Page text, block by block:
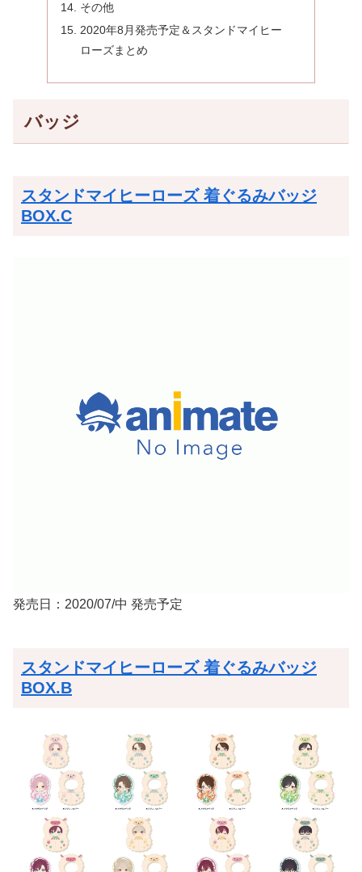
その他
2020年8月発売予定＆スタンドマイヒー
ローズまとめ
バッジ
スタンドマイヒーローズ 着ぐるみバッジ
BOX.C
発売日：2020/07/中 発売予定
スタンドマイヒーローズ 着ぐるみバッジ
BOX.B